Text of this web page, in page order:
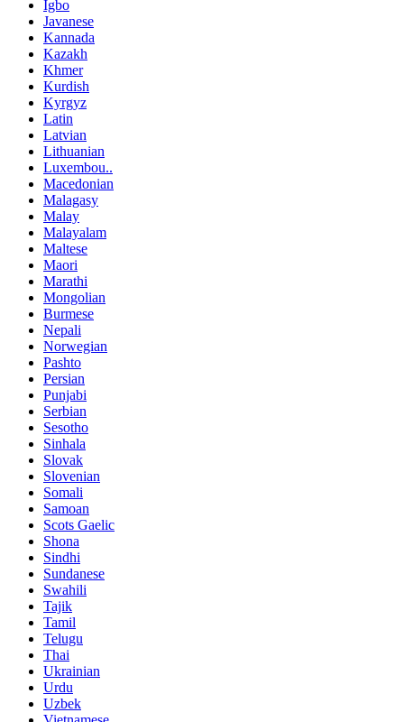
Igbo
Javanese
Kannada
Kazakh
Khmer
Kurdish
Kyrgyz
Latin
Latvian
Lithuanian
Luxembou..
Macedonian
Malagasy
Malay
Malayalam
Maltese
Maori
Marathi
Mongolian
Burmese
Nepali
Norwegian
Pashto
Persian
Punjabi
Serbian
Sesotho
Sinhala
Slovak
Slovenian
Somali
Samoan
Scots Gaelic
Shona
Sindhi
Sundanese
Swahili
Tajik
Tamil
Telugu
Thai
Ukrainian
Urdu
Uzbek